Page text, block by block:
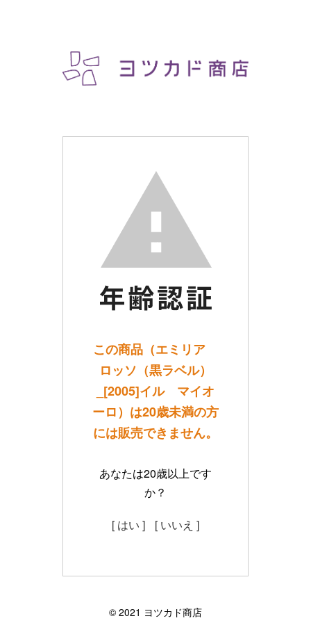
この商品（エミリア
ロッソ（黒ラベル）
_[2005]イル マイオ
ーロ）は20歳未満の方
には販売できません。
あなたは20歳以上です
か？
[ はい ] [ いいえ ]
©︎ 2021 ヨツカド商店